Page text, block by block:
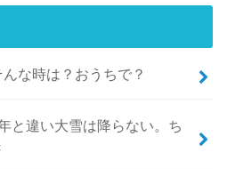
な時は？おうちで？
と違い大雪は降らない。ち